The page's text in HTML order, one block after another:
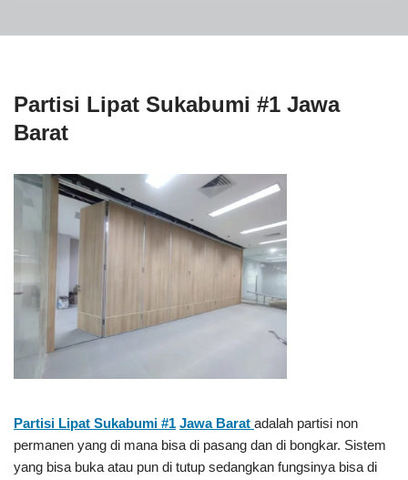
Partisi Lipat Sukabumi #1 Jawa
Barat
Partisi Lipat Sukabumi #1 Jawa Barat adalah partisi non
permanen yang di mana bisa di pasang dan di bongkar. Sistem
yang bisa buka atau pun di tutup sedangkan fungsinya bisa di